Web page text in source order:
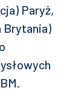
Paryż,
Brytania)